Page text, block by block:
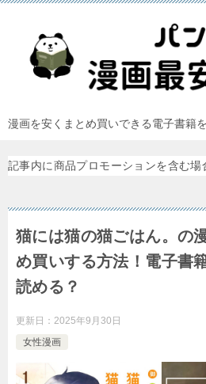
漫画を安くまとめ買いできる電子書籍
記事内に商品プロモーションを含む場
猫には猫の猫ごはん。の
め買いする方法！電子書
読める？
更新日： 2025年9月30日
女性漫画